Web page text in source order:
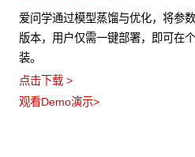
爱问学通过模型蒸馏与优化，将参
版本，用户仅需一键部署，即可在
装。
点击下载 >
观看Demo演示>